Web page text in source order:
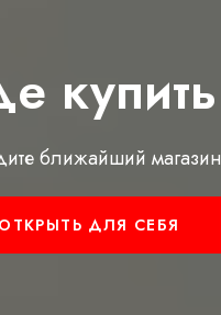
купить
ближайший магазин
ОТКРЫТЬ ДЛЯ СЕБЯ